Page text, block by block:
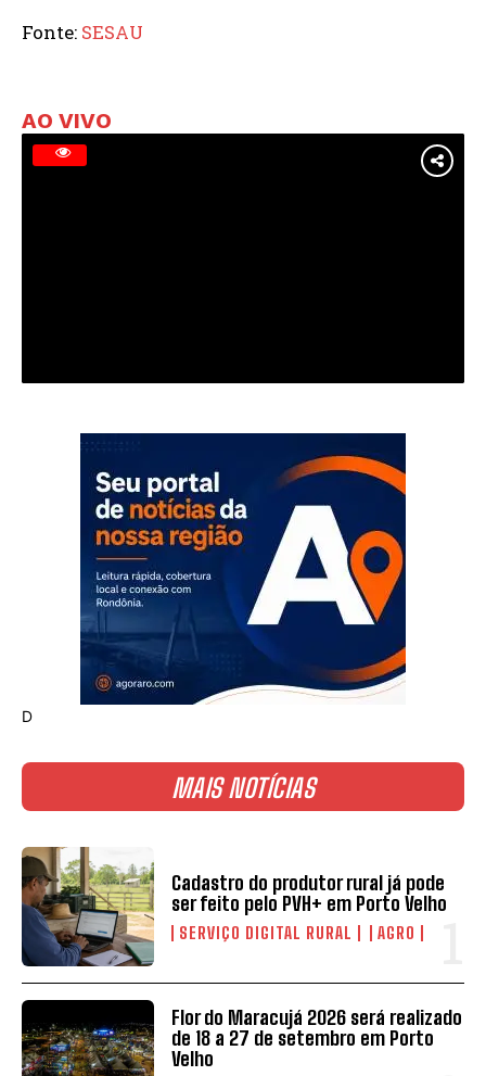
AO VIVO
D
MAIS NOTÍCIAS
Cadastro do produtor rural já pode
ser feito pelo PVH+ em Porto Velho
SERVIÇO DIGITAL RURAL AGRO
Flor do Maracujá 2026 será realizado
de 18 a 27 de setembro em Porto
Velho
Fonte: SESAU